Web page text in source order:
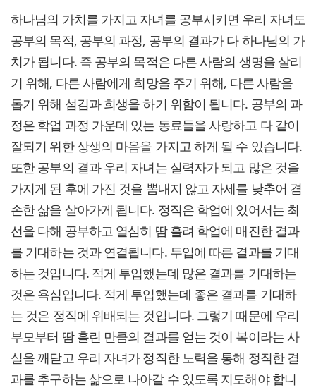
하나님의 가치를 가지고 자녀를 공부시키면 우리 자녀도
공부의 목적, 공부의 과정, 공부의 결과가 다 하나님의 가
치가 됩니다. 즉 공부의 목적은 다른 사람의 생명을 살리
기 위해, 다른 사람에게 희망을 주기 위해, 다른 사람을
돕기 위해 섬김과 희생을 하기 위함이 됩니다. 공부의 과
정은 학업 과정 가운데 있는 동료들을 사랑하고 다 같이
잘되기 위한 상생의 마음을 가지고 하게 될 수 있습니다.
또한 공부의 결과 우리 자녀는 실력자가 되고 많은 것을
가지게 된 후에 가진 것을 뽐내지 않고 자세를 낮추어 겸
손한 삶을 살아가게 됩니다. 정직은 학업에 있어서는 최
선을 다해 공부하고 열심히 땀 흘려 학업에 매진한 결과
를 기대하는 것과 연결됩니다. 투입에 따른 결과를 기대
하는 것입니다. 적게 투입했는데 많은 결과를 기대하는
것은 욕심입니다. 적게 투입했는데 좋은 결과를 기대하
는 것은 정직에 위배되는 것입니다. 그렇기 때문에 우리
부모부터 땀 흘린 만큼의 결과를 얻는 것이 복이라는 사
실을 깨닫고 우리 자녀가 정직한 노력을 통해 정직한 결
과를 추구하는 삶으로 나아갈 수 있도록 지도해야 합니